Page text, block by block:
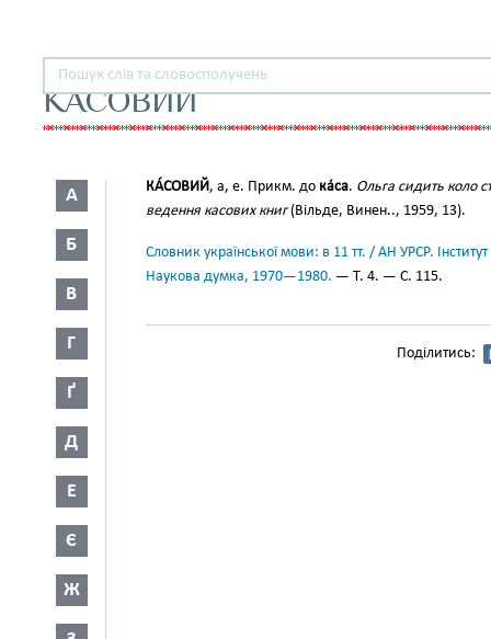
КАСОВИЙ
А
Б
В
Г
Ґ
Д
Е
Є
Ж
КА́СОВИЙ, а, е. Прикм. до ка́са. Ольга сидить коло
ведення касових книг(Вільде, Винен.., 1959, 13).
Словник української мови: в 11 тт. / АН УРСР.
Наукова думка, 1970—1980. — Т. 4. — С. 115.
Поділитись: